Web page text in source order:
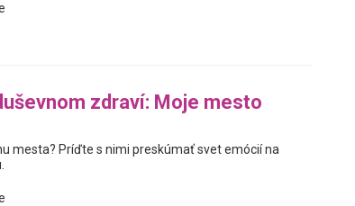
zdraví: Moje mesto
mesta? Príďte s nimi preskúmať svet emócií na